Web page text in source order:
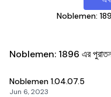
Noblemen:
Noblemen: 1896 এর
Noblemen 1.04.07.5
Jun 6, 2023